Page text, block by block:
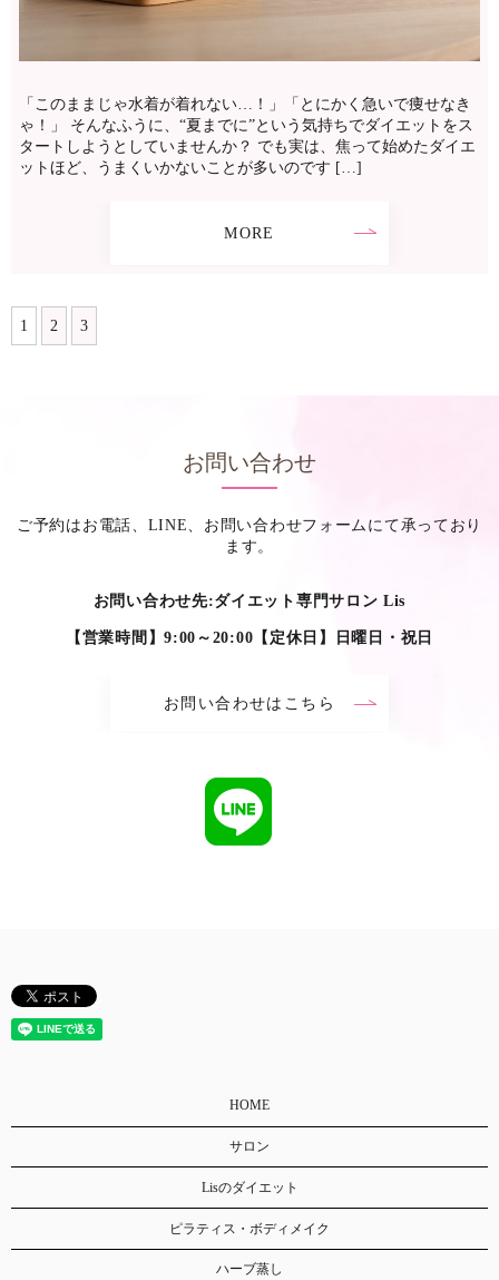
「このままじゃ水着が着れない…！」「とにかく急いで痩せなき
ゃ！」 そんなふうに、“夏までに”という気持ちでダイエットをス
タートしようとしていませんか？ でも実は、焦って始めたダイエ
ットほど、うまくいかないことが多いのです […]
MORE
1 2 3
お問い合わせ
ご予約はお電話、LINE、お問い合わせフォームにて承っており
ます。
お問い合わせ先:ダイエット専門サロン Lis
【営業時間】9:00～20:00【定休日】日曜日・祝日
お問い合わせはこちら
HOME
サロン
Lisのダイエット
ピラティス・ボディメイク
ハーブ蒸し